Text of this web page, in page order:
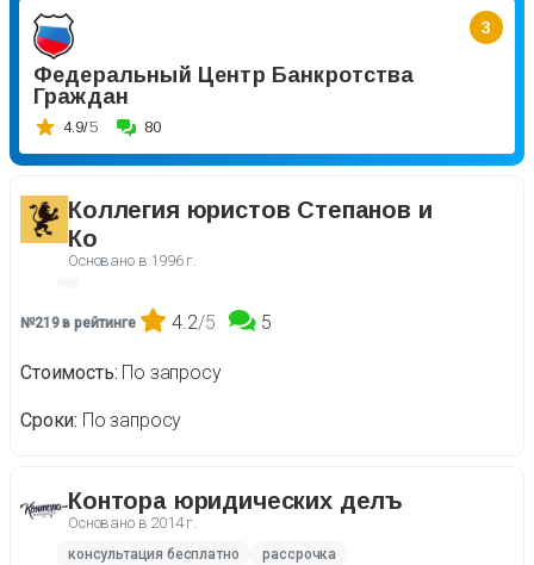
3
Федеральный Центр Банкротства
Граждан
4.9/5 80
Коллегия юристов Степанов и
Ко
Основано в 1996 г.
№219 в рейтинге 4.2/5 5
Стоимость По запросу
Сроки По запросу
Контора юридических делъ
Основано в 2014 г.
консультация бесплатно
рассрочка